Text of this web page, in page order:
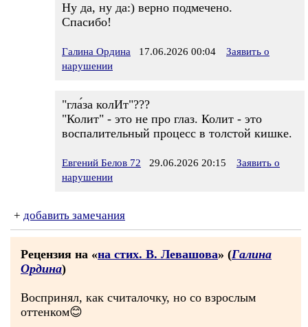
Ну да, ну да:) верно подмечено.
Спасибо!
Галина Ордина 17.06.2026 00:04
Заявить о
нарушении
"гла́за колИт"???
"Колит" - это не про глаз. Колит - это
воспалительный процесс в толстой кишке.
Евгений Белов 72 29.06.2026 20:15
Заявить о
нарушении
+ добавить замечания
Рецензия на «на стих. В. Левашова» (Галина
Ордина)
Воспринял, как считалочку, но со взрослым
оттенком😊